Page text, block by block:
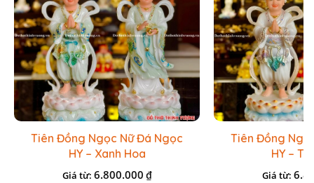
Tiên Đồng Ngọc Nữ Đá Ngọc
HY – Xanh Hoa
Giá từ: 6.800.000 ₫
Tiên Đồng
HY –
Giá từ: